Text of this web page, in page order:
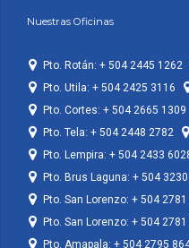
Nuestras Oficinas
Pto. Rotán: + 504 2445 1262
Pto. Utila: + 504 2425 3116
Pto. Cortes: + 504 2665 1309
Pto. Tela: + 504 2448 2782
Pto. Lempira: + 504 2433
Pto. Brus Laguna: + 504
Pto. San Lorenzo: + 504
Pto. San Lorenzo: + 504
Pto. Amapala: + 504 2795